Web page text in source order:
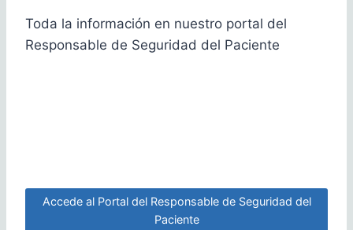
Toda la información en nuestro portal del
Responsable de Seguridad del Paciente
Accede al Portal del Responsable de Seguridad del
Paciente